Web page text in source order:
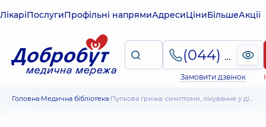
ЛікаріПослугиПрофільні напрямиАдресиЦіниБільшеАкції
(044) 495-2-888
Замовити дзвінок
Головна Медична бібліотека Пупкова грижа: симптоми, лікування у дітей та дорослих